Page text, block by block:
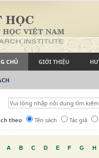
CHỦ GIỚI THIỆU
theo Tên sách Tác giả
A B C D E F G H